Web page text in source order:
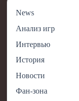
News
Анализ игр
Интервью
История
Новости
Фан-зона